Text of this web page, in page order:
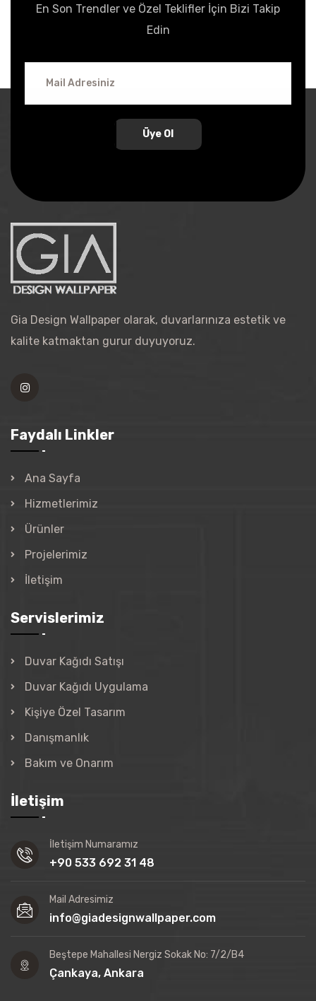
En Son Trendler ve Özel Teklifler İçin Bizi Takip
Edin
Üye Ol
Gia Design Wallpaper olarak, duvarlarınıza estetik ve
kalite katmaktan gurur duyuyoruz.
Faydalı Linkler
Ana Sayfa
Hizmetlerimiz
Ürünler
Projelerimiz
İletişim
Servislerimiz
Duvar Kağıdı Satışı
Duvar Kağıdı Uygulama
Kişiye Özel Tasarım
Danışmanlık
Bakım ve Onarım
İletişim
İletişim Numaramız
+90 533 692 31 48
Mail Adresimiz
info@giadesignwallpaper.com
Beştepe Mahallesi Nergiz Sokak No: 7/2/B4
Çankaya, Ankara